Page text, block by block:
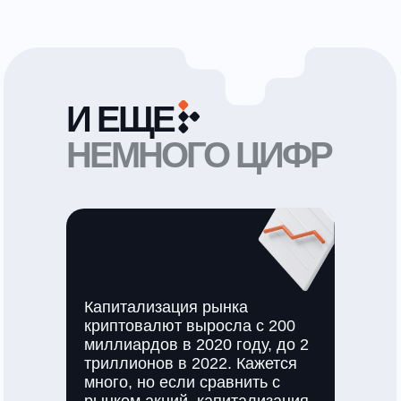
И ЕЩЕ
НЕМНОГО ЦИФР
Капитализация рынка
криптовалют выросла с 200
миллиардов в 2020 году, до 2
триллионов в 2022. Кажется
много, но если сравнить с